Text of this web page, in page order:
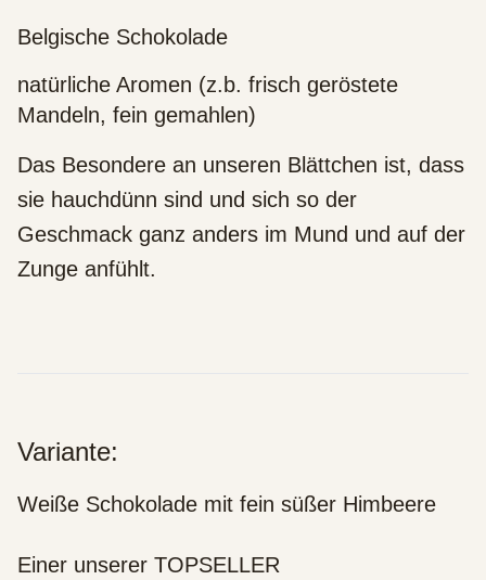
Belgische Schokolade
natürliche Aromen (z.b. frisch geröstete
Mandeln, fein gemahlen)
Das Besondere an unseren Blättchen ist, dass
sie hauchdünn sind und sich so der
Geschmack ganz anders im Mund und auf der
Zunge anfühlt.
Variante:
Weiße Schokolade mit fein süßer Himbeere
Einer unserer TOPSELLER